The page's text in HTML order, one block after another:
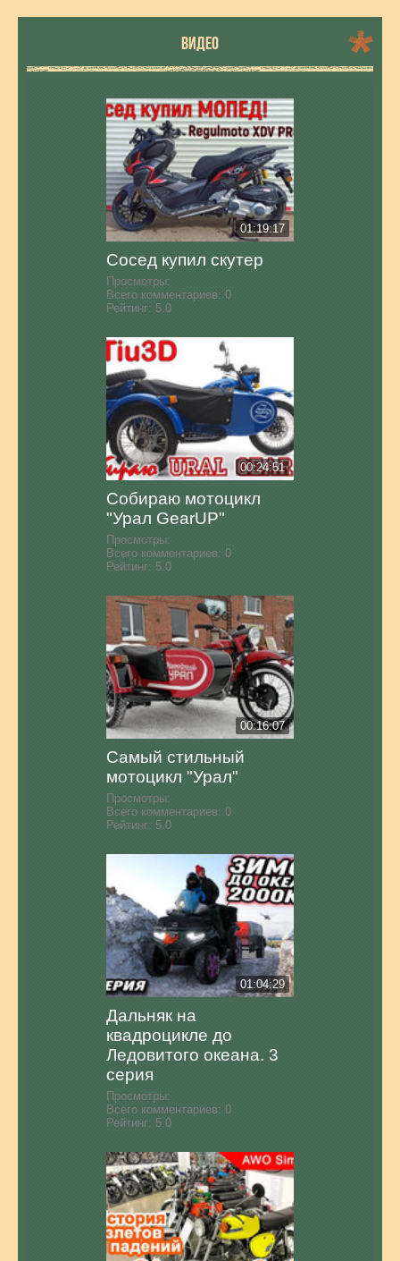
ВИДЕО
01:19:17
Сосед купил скутер
Просмотры:
Всего комментариев: 0
Рейтинг: 5.0
00:24:51
Собираю мотоцикл
"Урал GearUP"
Просмотры:
Всего комментариев: 0
Рейтинг: 5.0
00:16:07
Самый стильный
мотоцикл "Урал"
Просмотры:
Всего комментариев: 0
Рейтинг: 5.0
01:04:29
Дальняк на
квадроцикле до
Ледовитого океана. 3
серия
Просмотры:
Всего комментариев: 0
Рейтинг: 5.0